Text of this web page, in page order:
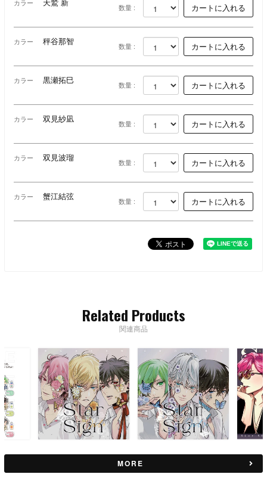
カラー 数量 :
カラー 秤谷那智 数量 :
カラー 黒瀬拓巳 数量 :
カラー 双見紗凪 数量 :
カラー 双見波瑠 数量 :
カラー 蟹江結弦 数量 :
Related Products
関連商品
MORE